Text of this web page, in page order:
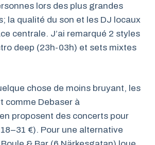
lors des plus grandes
la qualité du son et les DJ locaux
centrale. J’ai remarqué 2 styles
deep (23h-03h) et sets mixtes
chose de moins bruyant, les
comme Debaser à
proposent des concerts pour
€). Pour une alternative